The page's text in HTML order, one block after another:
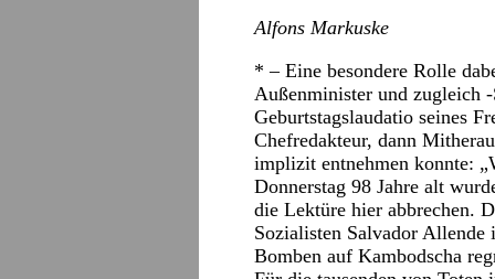
Alfons Markuske
* – Eine besondere Rolle
Außenminister und zugleich
Geburtstagslaudatio seines
Chefredakteur, dann
implizit entnehmen konnte:
Donnerstag 98 Jahre alt
die Lektüre hier abbrechen.
Sozialisten Salvador
Bomben auf Kambodscha